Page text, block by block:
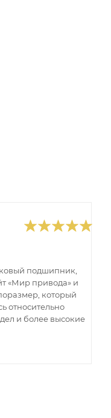
подшипник,
«Мир привода» и
который
относительно
и более высокие